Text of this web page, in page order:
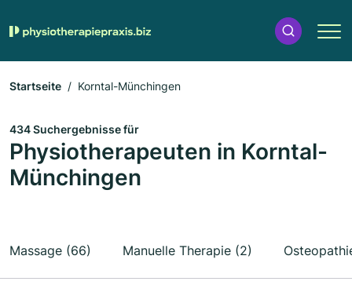
Startseite Korntal-Münchingen
434 Suchergebnisse für
Physiotherapeuten in Korntal-
Münchingen
Massage (66) Manuelle Therapie (2)